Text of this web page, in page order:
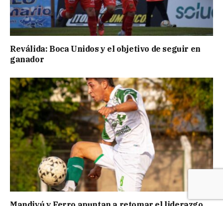
Reválida: Boca Unidos y el objetivo de seguir en
ganador